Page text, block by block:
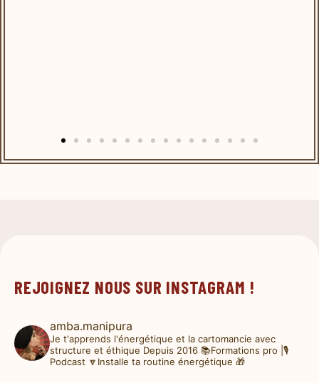
REJOIGNEZ NOUS SUR INSTAGRAM !
amba.manipura
Je t'apprends l'énergétique et la cartomancie avec
structure et éthique Depuis 2016 📚Formations pro |🎙️
Podcast 🔽Installe ta routine énergétique 🎁